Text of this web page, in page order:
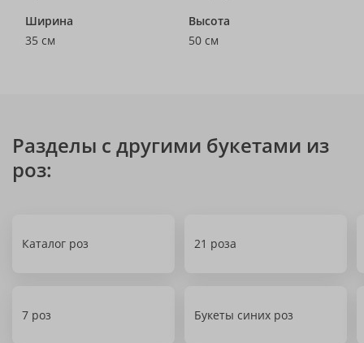
Ширина
35 см
Высота
50 см
Разделы с другими букетами из
роз:
Каталог роз 21 роза
7 роз Букеты синих роз